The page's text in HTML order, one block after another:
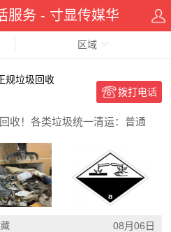
服务 - 寸显传媒华
区域
规垃圾回收
拨打电话
收！各类垃圾统一清运：普通
08月06日